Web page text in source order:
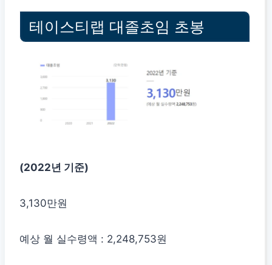
테이스티랩 대졸초임 초봉
(2022년 기준)
3,130만원
예상 월 실수령액 : 2,248,753원